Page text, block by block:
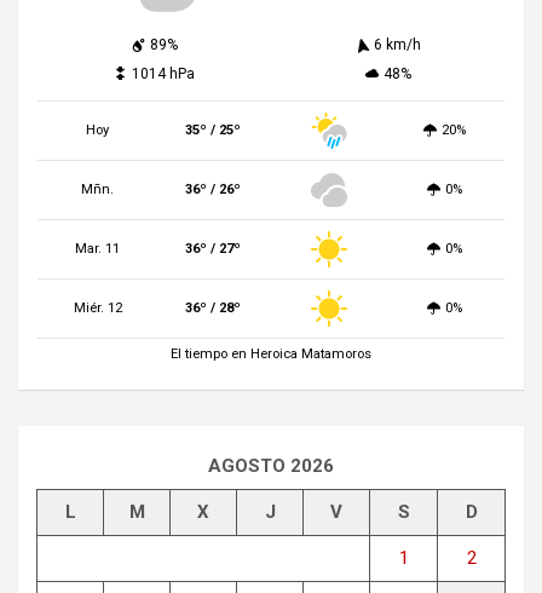
89%
6 km/h
1014 hPa
48%
Hoy 35º / 25º 20%
Mñn. 36º / 26º 0%
Mar. 11 36º / 27º 0%
Miér. 12 36º / 28º 0%
El tiempo en Heroica Matamoros
AGOSTO 2026
L M X J V S D
1 2